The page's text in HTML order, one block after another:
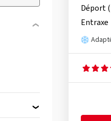
Déport
Entraxe